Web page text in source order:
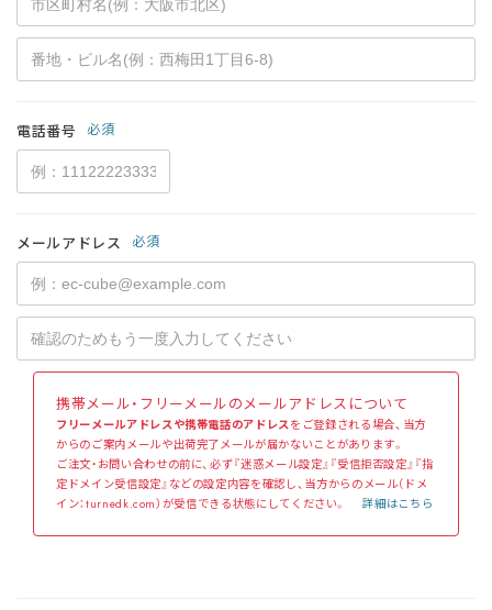
電話番号 必須
メールアドレス 必須
携帯メール・フリーメールのメールアドレスについて
フリーメールアドレスや携帯電話のアドレスをご登録される場合、当方
からのご案内メールや出荷完了メールが届かないことがあります。
ご注文・お問い合わせの前に、必ず『迷惑メール設定』『受信拒否設定』『指
定ドメイン受信設定』などの設定内容を確認し、当方からのメール（ドメ
イン：turnedk.com）が受信できる状態にしてください。詳細はこちら